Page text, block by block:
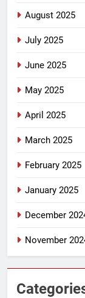
August 2025
July 2025
June 2025
May 2025
April 2025
March 2025
February 2025
January 2025
December
November